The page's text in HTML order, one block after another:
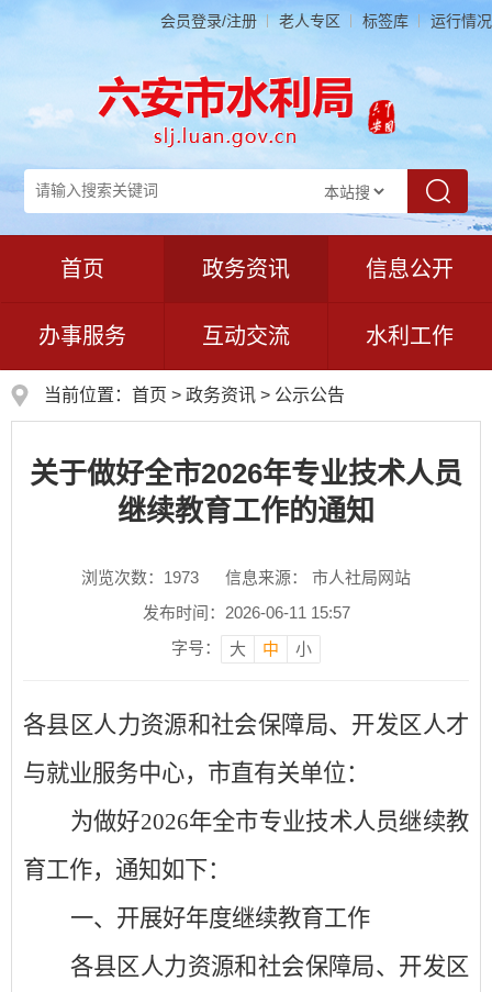
会员登录/注册 老人专区 标签库 运行情况
首页 政务资讯 信息公开
办事服务 互动交流 水利工作
当前位置： 首页 > 政务资讯 > 公示公告
关于做好全市2026年专业技术人员
继续教育工作的通知
浏览次数： 1973
信息来源： 市人社局网站
发布时间：2026-06-11 15:57
字号：
大 中 小
各县区人力资源和社会保障局、开发区人才
与就业服务中心，市直有关单位：
为做好2026年全市专业技术人员继续教
育工作， 通知如下：
一、 开展好年度继续教育工作
各县区人力资源和社会保障局、开发区